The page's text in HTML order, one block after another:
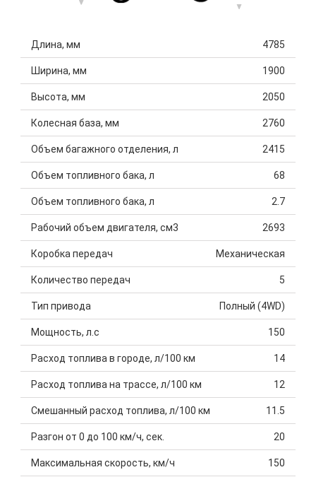
Длина, мм 4785
Ширина, мм 1900
Высота, мм 2050
Колесная база, мм 2760
Объем багажного отделения, л 2415
Объем топливного бака, л 68
Объем топливного бака, л 2.7
Рабочий объем двигателя, см3 2693
Коробка передач Механическая
Количество передач 5
Тип привода Полный (4WD)
Мощность, л.с 150
Расход топлива в городе, л/100 км 14
Расход топлива на трассе, л/100 км 12
Смешанный расход топлива, л/100 км 11.5
Разгон от 0 до 100 км/ч, сек. 20
Максимальная скорость, км/ч 150